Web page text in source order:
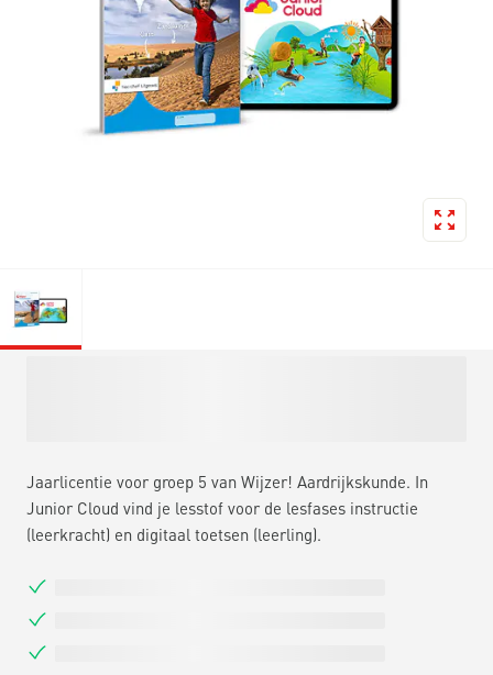
Jaarlicentie voor groep 5 van Wijzer! Aardrijkskunde. In
Junior Cloud vind je lesstof voor de lesfases instructie
(leerkracht) en digitaal toetsen (leerling).